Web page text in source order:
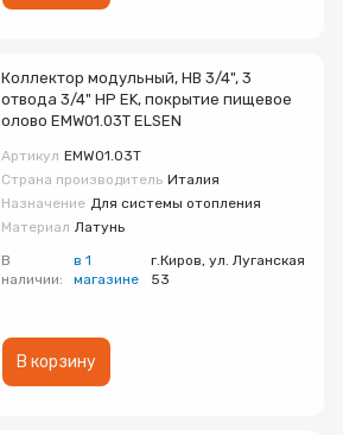
Коллектор модульный, НВ 3/4", 3
отвода 3/4" НР EK, покрытие пищевое
олово EMW01.03T ELSEN
Артикул EMW01.03T
Страна производитель Италия
Назначение Для системы отопления
Материал Латунь
В
наличии:
в 1
магазине
г.Киров, ул. Луганская
53
В корзину